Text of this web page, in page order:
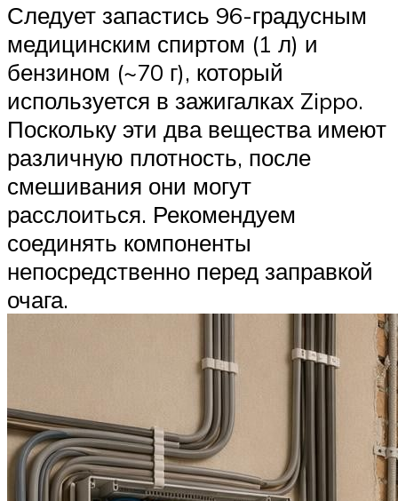
Следует запастись 96-градусным
медицинским спиртом (1 л) и
бензином (~70 г), который
используется в зажигалках Zippo.
Поскольку эти два вещества имеют
различную плотность, после
смешивания они могут
расслоиться. Рекомендуем
соединять компоненты
непосредственно перед заправкой
очага.